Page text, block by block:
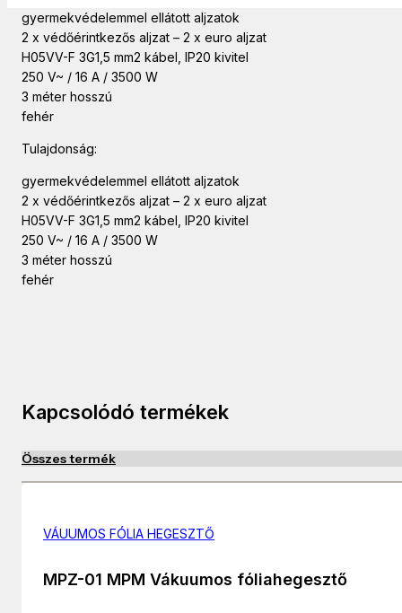
gyermekvédelemmel ellátott aljzatok
2 x védőérintkezős aljzat – 2 x euro aljzat
H05VV-F 3G1,5 mm2 kábel, IP20 kivitel
250 V~ / 16 A / 3500 W
3 méter hosszú
fehér
Tulajdonság:
gyermekvédelemmel ellátott aljzatok
2 x védőérintkezős aljzat – 2 x euro aljzat
H05VV-F 3G1,5 mm2 kábel, IP20 kivitel
250 V~ / 16 A / 3500 W
3 méter hosszú
fehér
Kapcsolódó termékek
Összes termék
VÁUUMOS FÓLIA HEGESZTŐ
MPZ-01 MPM Vákuumos fóliahegesztő